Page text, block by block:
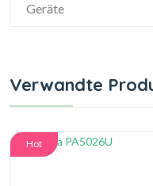
Geräte
Verwandte
Hot